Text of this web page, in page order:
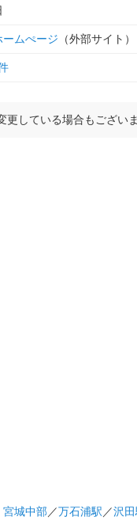
ームぺージ （外部サイト）
更している場合もござい
宮城中部／万石浦駅 ／沢田